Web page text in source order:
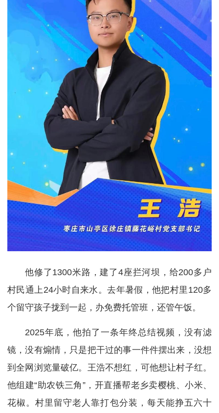
他修了1300米路，建了4座拦河坝，给200多户
村民通上24小时自来水。去年暑假，他把村里120多
个留守孩子拢到一起，办免费托管班，还管午饭。
2025年底，他拍了一条年终总结视频，没有滤
镜，没有煽情，只是把干过的事一件件摆出来，没想
到全网浏览量破亿。王浩不想红，可他想让村子红。
他组建“助农铁三角”，开直播帮老乡卖樱桃、小米、
花椒。村里留守老人靠打包分装，每天能挣五六十